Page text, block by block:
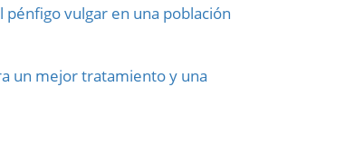
vulgar en una población
un mejor tratamiento y una